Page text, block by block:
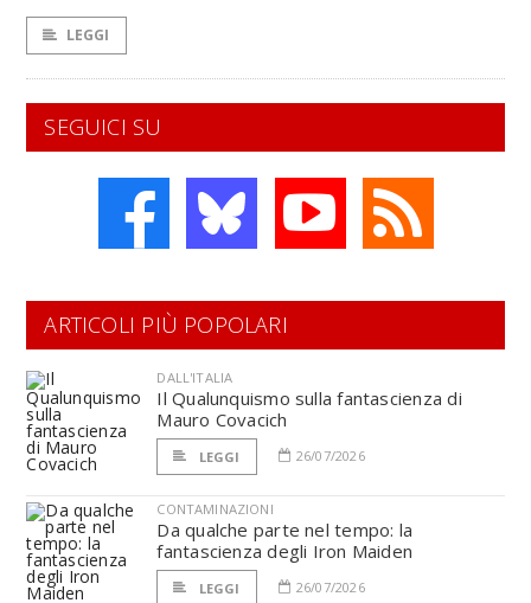
LEGGI
SEGUICI SU
ARTICOLI PIÙ POPOLARI
DALL'ITALIA
Il Qualunquismo sulla fantascienza di
Mauro Covacich
LEGGI 26/07/2026
CONTAMINAZIONI
Da qualche parte nel tempo: la
fantascienza degli Iron Maiden
LEGGI 26/07/2026